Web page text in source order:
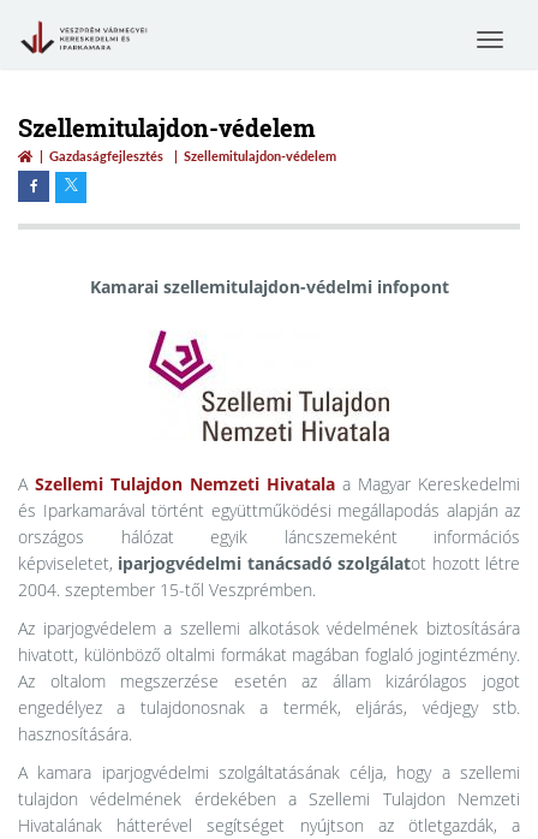
Toggle
Szellemitulajdon-védelem
Gazdaságfejlesztés Szellemitulajdon-védelem
Kamarai szellemitulajdon-védelmi infopont
A Szellemi Tulajdon Nemzeti Hivatala a Magyar Kereskedelmi
és Iparkamarával történt együttműködési megállapodás alapján az
országos hálózat egyik láncszemeként információs
képviseletet, iparjogvédelmi tanácsadó szolgálatot hozott létre
2004. szeptember 15-től Veszprémben.
Az iparjogvédelem a szellemi alkotások védelmének biztosítására
hivatott, különböző oltalmi formákat magában foglaló jogintézmény.
Az oltalom megszerzése esetén az állam kizárólagos jogot
engedélyez a tulajdonosnak a termék, eljárás, védjegy stb.
hasznosítására.
A kamara iparjogvédelmi szolgáltatásának célja, hogy a szellemi
tulajdon védelmének érdekében a Szellemi Tulajdon Nemzeti
Hivatalának hátterével segítséget nyújtson az ötletgazdák, a